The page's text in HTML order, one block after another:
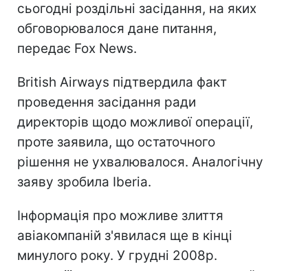
сьогодні роздільні засідання, на яких
обговорювалося дане питання,
передає Fox News.
British Airways підтвердила факт
проведення засідання ради
директорів щодо можливої операції,
проте заявила, що остаточного
рішення не ухвалювалося. Аналогічну
заяву зробила Iberia.
Інформація про можливе злиття
авіакомпаній з'явилася ще в кінці
минулого року. У грудні 2008р.